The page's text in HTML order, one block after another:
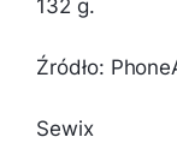
132 g.
Źródło:
Sewix